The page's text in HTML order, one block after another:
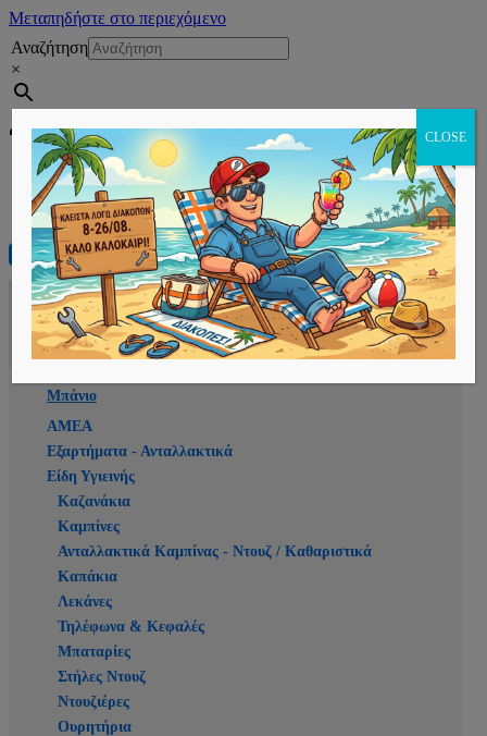
Μεταπηδήστε στο περιεχόμενο
Αναζήτηση
×
Εγγραφή
Αρχική
E-shop
Μπάνιο
ΑΜΕΑ
Εξαρτήματα - Ανταλλακτικά
Είδη Υγιεινής
Καζανάκια
Καμπίνες
Ανταλλακτικά Καμπίνας - Ντουζ / Καθαριστικά
Καπάκια
Λεκάνες
Τηλέφωνα & Κεφαλές
Μπαταρίες
Στήλες Ντουζ
Ντουζιέρες
Ουρητήρια
CLOSE